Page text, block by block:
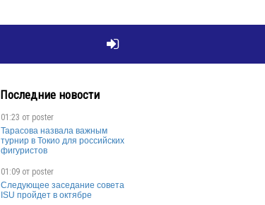

Последние новости
01:23 от poster
Тарасова назвала важным
турнир в Токио для российских
фигуристов
01:09 от poster
Следующее заседание совета
ISU пройдет в октябре